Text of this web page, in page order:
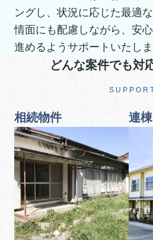
ングし、状況に応じた最適
情面にも配慮しながら、安
進めるようサポートいたしま
どんな案件でも対
相続物件 連棟